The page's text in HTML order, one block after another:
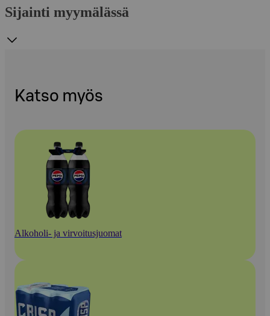
Sijainti myymälässä
Katso myös
Alkoholi- ja virvoitusjuomat